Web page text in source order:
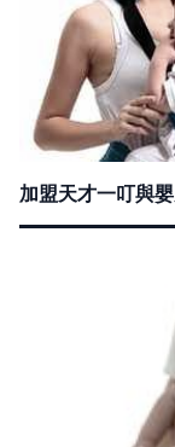
加盟天才一叮與